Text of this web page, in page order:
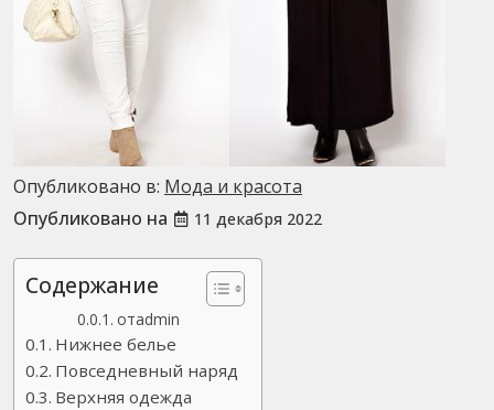
Опубликовано в: Мода и красота
Опубликовано на
11 декабря 2022
Содержание
отadmin
Нижнее белье
Повседневный наряд
Верхняя одежда